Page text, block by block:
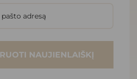
NAUJIENLAIŠKĮ